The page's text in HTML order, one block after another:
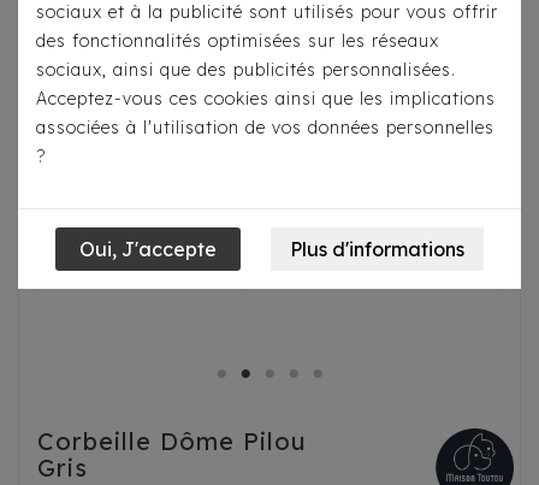
Corbeille Dôme Pilou
Gris
sociaux et à la publicité sont utilisés pour vous offrir
des fonctionnalités optimisées sur les réseaux
sociaux, ainsi que des publicités personnalisées.
Acceptez-vous ces cookies ainsi que les implications
associées à l'utilisation de vos données personnelles
?